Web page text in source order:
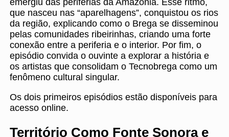
emergiu das periferias da Amazônia. Esse ritmo,
que nasceu nas “aparelhagens”, conquistou os rios
da região, explicando como o Brega se disseminou
pelas comunidades ribeirinhas, criando uma forte
conexão entre a periferia e o interior. Por fim, o
episódio convida o ouvinte a explorar a história e
os artistas que consolidam o Tecnobrega como um
fenômeno cultural singular.
Os dois primeiros episódios estão disponíveis para
acesso online.
Território Como Fonte Sonora e